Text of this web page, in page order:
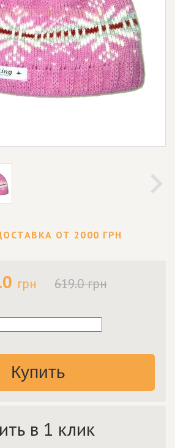
ОТ 2000 ГРН
грн 619.0 грн
Купить
в 1 клик